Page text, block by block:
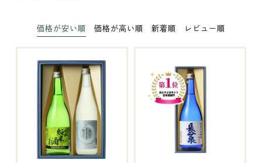
価格が安い順 価格が高い順 新着順 レビュー順